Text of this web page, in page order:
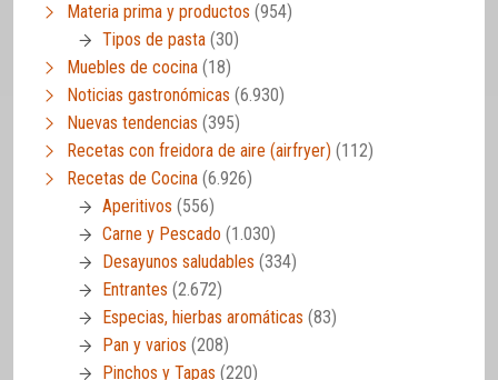
Materia prima y productos (954)
Tipos de pasta (30)
Muebles de cocina (18)
Noticias gastronómicas (6.930)
Nuevas tendencias (395)
Recetas con freidora de aire (airfryer) (112)
Recetas de Cocina (6.926)
Aperitivos (556)
Carne y Pescado (1.030)
Desayunos saludables (334)
Entrantes (2.672)
Especias, hierbas aromáticas (83)
Pan y varios (208)
Pinchos y Tapas (220)